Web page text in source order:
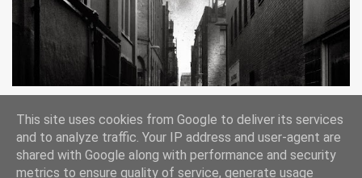
Lee Jeffries
This site uses cookies from Google to deliver its services
and to analyze traffic. Your IP address and user-agent are
shared with Google along with performance and security
metrics to ensure quality of service, generate usage